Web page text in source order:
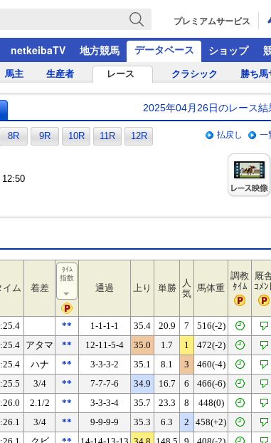
プレミアムサービス
netkeibaTV 地方競馬 データベース ショップ
馬主 生産者 レース クラシック 勝ち馬
2025年04月26日のレース結
8R 9R 10R 11R 12R 一
払戻し
イム 着差
ﾀｲﾑ
指数
通過 上り 単勝
人
気
馬体重
調教
ﾀｲﾑ
厩
ｺﾒﾝ
** 1-1-1-1 35.4 20.9 7
516(-2)
アタマ ** 12-11-5-4 35.0 1.7 1
472(-2)
ハナ ** 3-3-3-2 35.1 8.1 3
460(-4)
3/4 ** 7-7-7-6 34.9 16.7 6
466(-6)
2.1/2 ** 3-3-3-4 35.7 23.3 8
448(0)
3/4 ** 9-9-9-9 35.3 6.3 2
458(+2)